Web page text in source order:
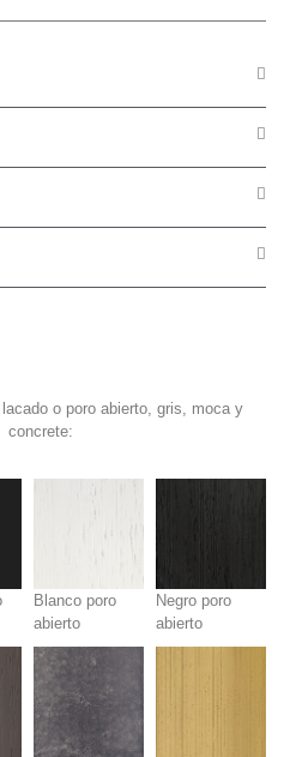
o poro abierto, gris, moca y
concrete:
Blanco poro
abierto
Negro poro
abierto